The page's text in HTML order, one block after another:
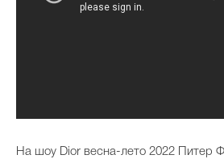
На шоу Dior весна-лето 2022 Питер